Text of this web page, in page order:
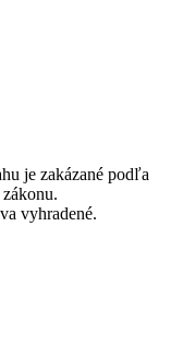
je zakázané podľa
vyhradené.